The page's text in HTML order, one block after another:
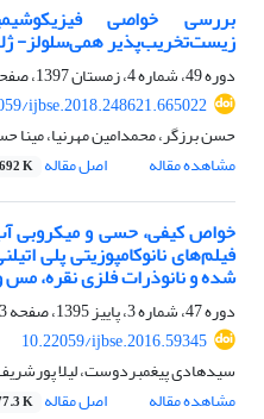
بررسی خواصی
زیست‌تخریب‌پذیر همی‌سلولز-
دوره 49، شماره 4، زمستان 1397، صفحه
ijbse.2018.248621.665022
حسن برزگر، محمدامین مهرنیا، مینا
مشاهده مقاله
اصل مقاله 692 K
خواص کیفی، حسی و میکروبی
فیلم‌های نانوکامپوزیتی پلی
شده و نانوذرات فلزی نقره،
دوره 47، شماره 3، پاییز 1395، صفحه
10.22059/ijbse.2016.59345
سیدهادی پیغمبردوست، لیلا
مشاهده مقاله
اصل مقاله K